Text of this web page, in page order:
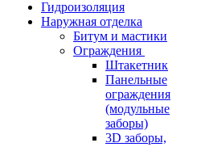
Гидроизоляция
Наружная отделка
Битум и мастики
Ограждения
Штакетник
Панельные
ограждения
(модульные
заборы)
3D заборы,